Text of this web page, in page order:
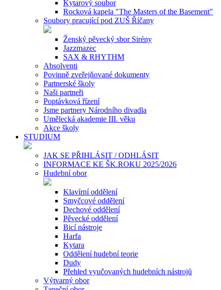
Kytarový soubor
Rocková kapela "The Masters of the Basement"
Soubory pracující pod ZUŠ Říčany
Ženský pěvecký sbor Sirény
Jazzmazec
SAX & RHYTHM
Absolventi
Povinně zveřejňované dokumenty
Partnerské školy
Naši partneři
Poptávková řízení
Jsme partnery Národního divadla
Umělecká akademie III. věku
Akce školy
STUDIUM
JAK SE PŘIHLÁSIT / ODHLÁSIT
INFORMACE KE ŠK.ROKU 2025/2026
Hudební obor
Klavírní oddělení
Smyčcové oddělení
Dechové oddělení
Pěvecké oddělení
Bicí nástroje
Harfa
Kytara
Oddělení hudební teorie
Dudy
Přehled vyučovaných hudebních nástrojů
Výtvarný obor